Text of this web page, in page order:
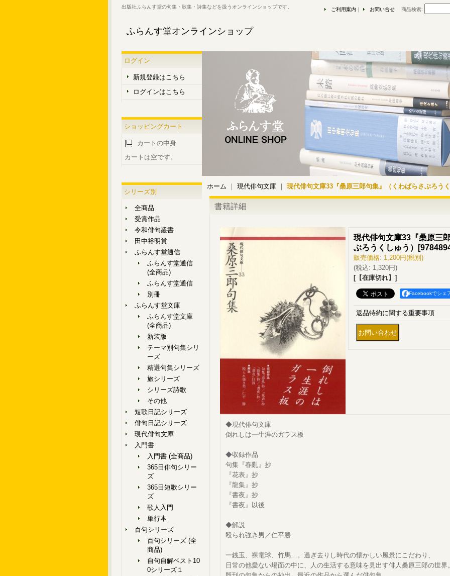
出版社ふらんす堂の句集・歌集・詩集などを扱うオンラインショップです。
ふらんす堂オンラインショップ
ご利用案内 お問い合せ 商品検索:
ログイン
新規登録はこちら
ログインはこちら
ショッピングカート
カートの中身
カートは空です。
シリーズ別
全商品
受賞作品
令和俳句叢書
田中裕明賞
ふらんす堂通信
ふらんす堂通信
(全商品)
ふらんす堂通信
別冊
ふらんす堂文庫
ふらんす堂文庫
(全商品)
新装版
テーマ別句集シリ
ーズ
精選句集シリーズ
旅シリーズ
シリーズ詩歌
その他
短歌日記シリーズ
俳句日記シリーズ
現代俳句文庫
入門書
入門書 (全商品)
365日俳句シリー
ズ
365日短歌シリー
ズ
歌人入門
単行本
百句シリーズ
百句シリーズ (全
商品)
自句自解ベスト10
0シリーズ１
ホーム ｜ 現代俳句文庫 ｜ 現代俳句文庫33『桑原三郎句集』（くわばらさぶろう
書籍詳細
現代俳句文庫33『桑原三
ぶろうくしゅう）
[
販売価格: 1,200円(税別)
(税込: 1,320円)
[【在庫切れ】]
Facebookでシェ
返品特約に関する重要事項
◆現代俳句文庫
倒れしは一生涯のガラス板
◆収録作品
句集『春亂』抄
『花表』抄
『龍集』抄
『書夜』抄
『書夜』以後
◆解説
殴られ強き男／仁平勝
一銭玉、裸電球、竹馬…。過ぎ去りし時代の懐かしい風景にこだわり、
日常の他愛ない場面の中に、人の生活する意味を見出す俳人桑原三郎の世界